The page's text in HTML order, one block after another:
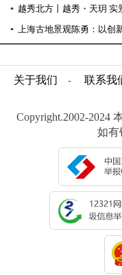
▪ 越秀北方丨越秀・天玥 实
▪ 上海古地景观陈勇：以创
关于我们 - 联系我
Copyright.2002-2024
如有